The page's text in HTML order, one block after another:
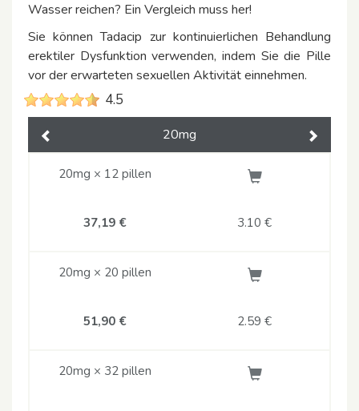
Wasser reichen? Ein Vergleich muss her!
Sie können Tadacip zur kontinuierlichen Behandlung
erektiler Dysfunktion verwenden, indem Sie die Pille
vor der erwarteten sexuellen Aktivität einnehmen.
4.5
20mg
20mg × 12 pillen
37,19 € 3.10 €
20mg × 20 pillen
51,90 € 2.59 €
20mg × 32 pillen